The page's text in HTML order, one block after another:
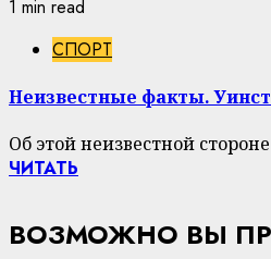
1 min read
СПОРТ
Неизвестные факты.
Об этой неизвестной
ЧИТАТЬ
ВОЗМОЖНО ВЫ